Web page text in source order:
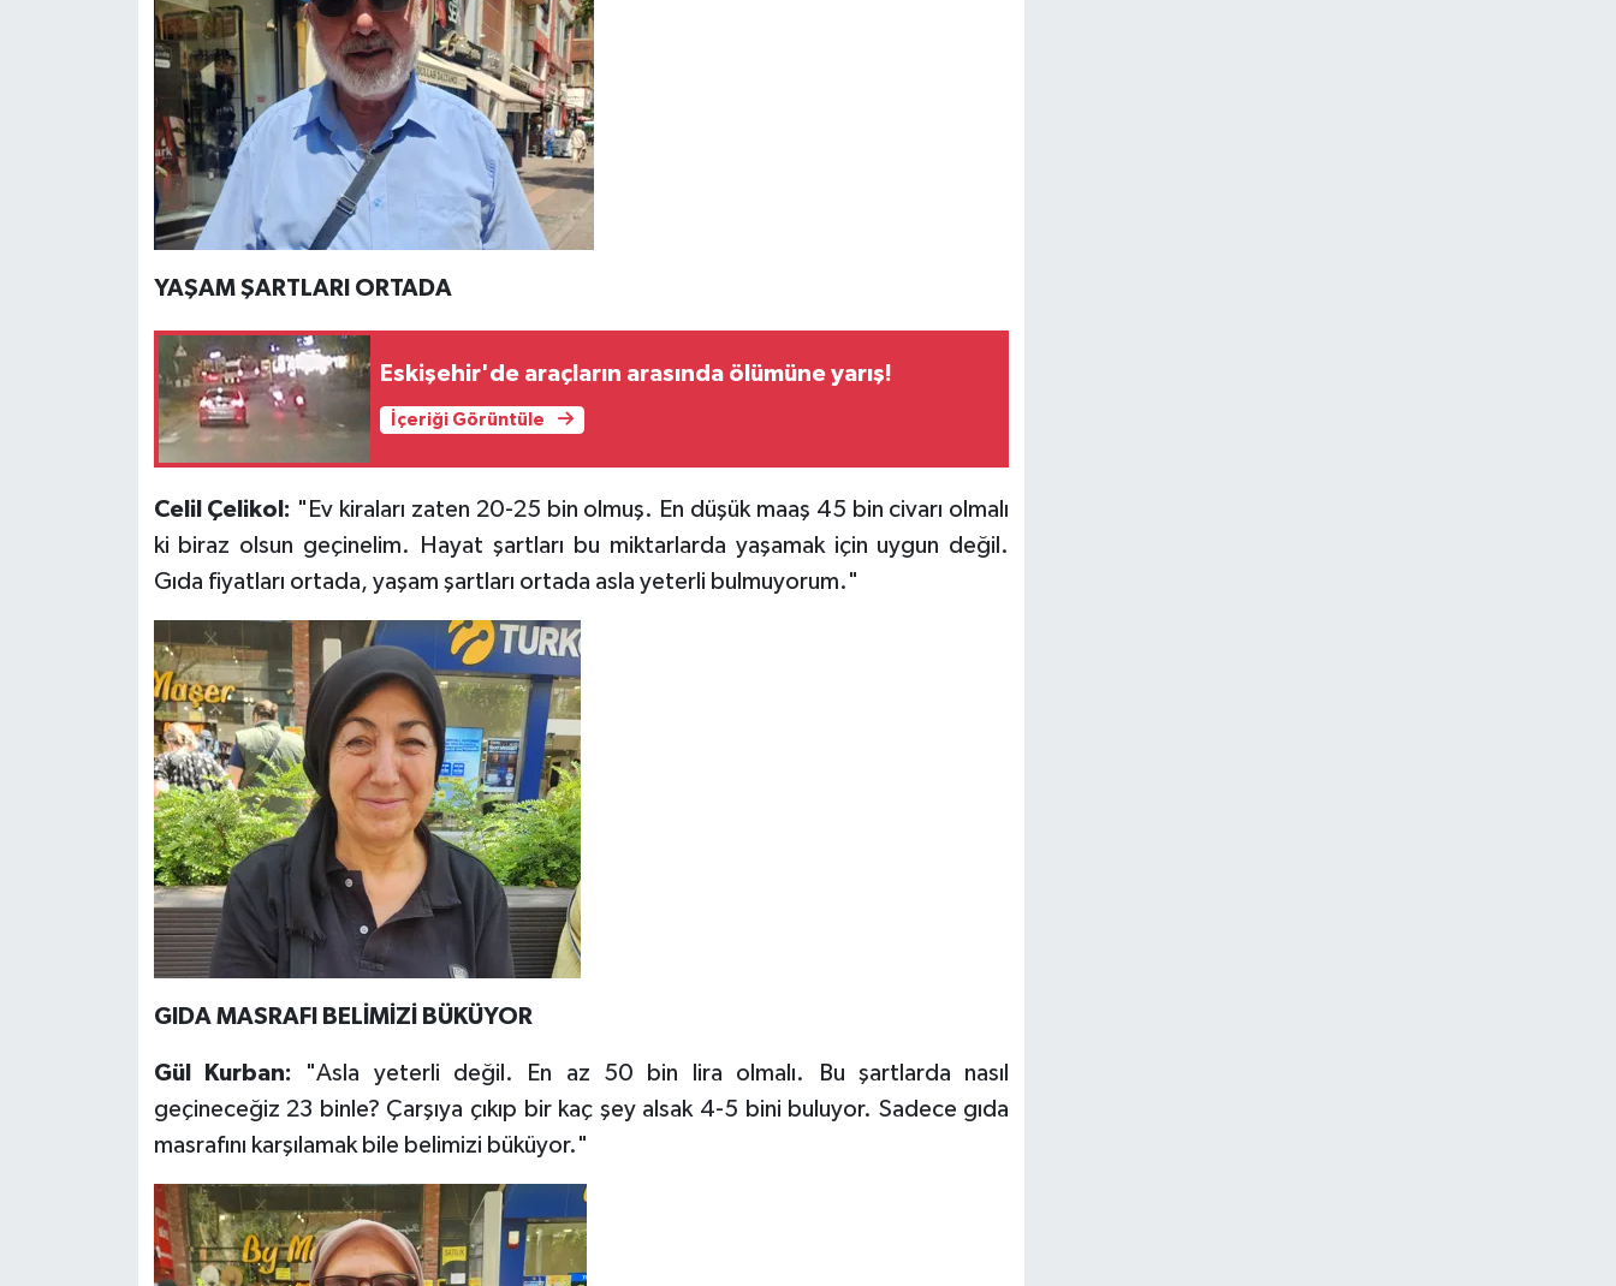
YAŞAM ŞARTLARI ORTADA
Eskişehir'de araçların arasında ölümüne yarış!
İçeriği Görüntüle
Celil Çelikol: "Ev kiraları zaten 20-25 bin olmuş. En düşük maaş 45 bin civarı olmalı
ki biraz olsun geçinelim. Hayat şartları bu miktarlarda yaşamak için uygun değil.
Gıda fiyatları ortada, yaşam şartları ortada asla yeterli bulmuyorum."
GIDA MASRAFI BELİMİZİ BÜKÜYOR
Gül Kurban: "Asla yeterli değil. En az 50 bin lira olmalı. Bu şartlarda nasıl
geçineceğiz 23 binle? Çarşıya çıkıp bir kaç şey alsak 4-5 bini buluyor. Sadece gıda
masrafını karşılamak bile belimizi büküyor."